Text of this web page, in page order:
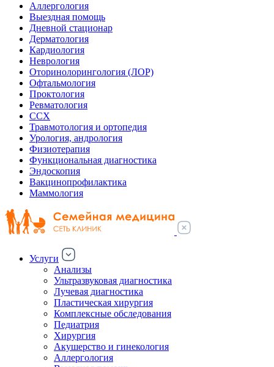
Аллергология
Выездная помощь
Дневной стационар
Дерматология
Кардиология
Неврология
Оторинолорингология (ЛОР)
Офтальмология
Проктология
Ревматология
ССХ
Травмотология и ортопедия
Урология, андрология
Физиотерапия
Функциональная диагностика
Эндоскопия
Вакцинопрофилактика
Маммология
Услуги
Анализы
Ультразвуковая диагностика
Лучевая диагностика
Пластическая хирургия
Комплексные обследования
Педиатрия
Хирургия
Акушерство и гинекология
Аллергология